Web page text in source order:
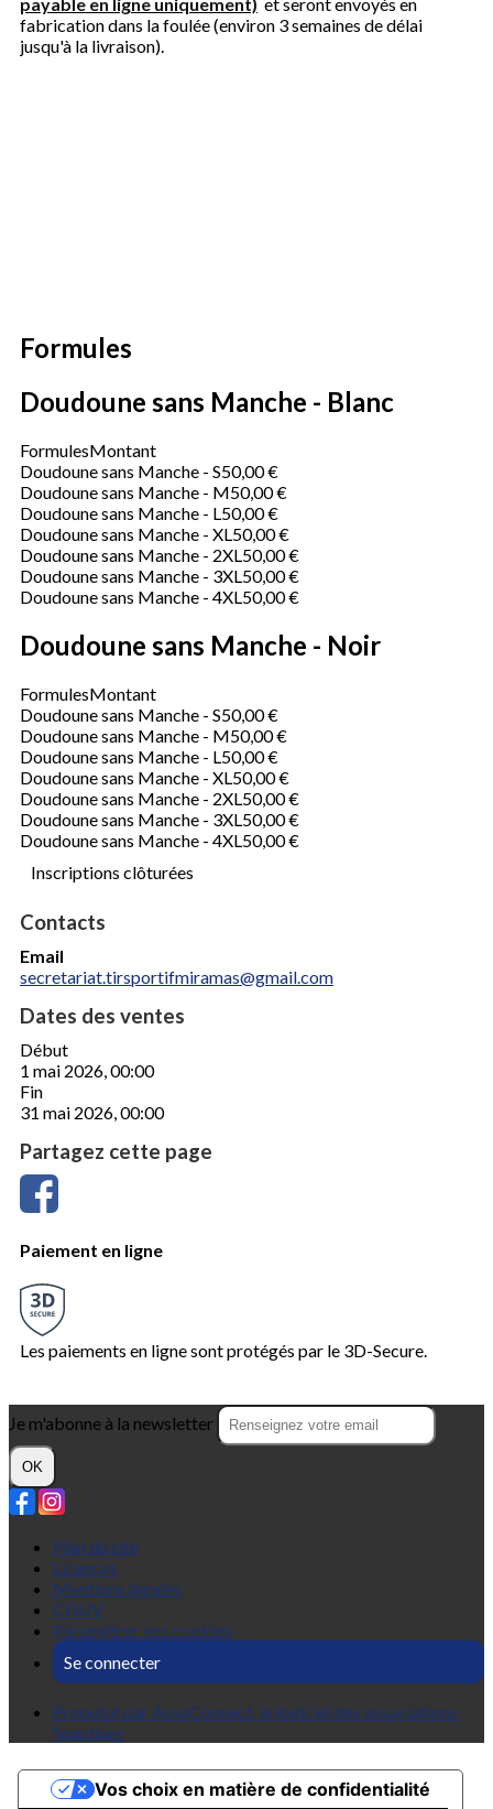
fabrication dans la foulée (environ 3 semaines de délai
jusqu'à la livraison).
Formules
Doudoune sans Manche - Blanc
FormulesMontant
Doudoune sans Manche - S50,00 €
Doudoune sans Manche - M50,00 €
Doudoune sans Manche - L50,00 €
Doudoune sans Manche - XL50,00 €
Doudoune sans Manche - 2XL50,00 €
Doudoune sans Manche - 3XL50,00 €
Doudoune sans Manche - 4XL50,00 €
Doudoune sans Manche - Noir
FormulesMontant
Doudoune sans Manche - S50,00 €
Doudoune sans Manche - M50,00 €
Doudoune sans Manche - L 50,00 €
Doudoune sans Manche - XL 50,00 €
Doudoune sans Manche - 2XL 50,00 €
Doudoune sans Manche - 3XL 50,00 €
Doudoune sans Manche - 4XL 50,00 €
Inscriptions clôturées
Contacts
Email
secretariat.tirsportifmiramas@gmail.com
Dates des ventes
Début
1 mai 2026, 00:00
Fin
31 mai 2026, 00:00
Partagez cette page
Paiement en ligne
Les paiements en ligne sont protégés par le 3D-Secure.
Je m'abonne à la newsletter
OK
Plan du site
Licences
Mentions légales
CGUV
Paramétrer vos cookies
Se connecter
Propulsé par AssoConnect, le logiciel des associations
Sportives
Vos choix en matière de confidentialité